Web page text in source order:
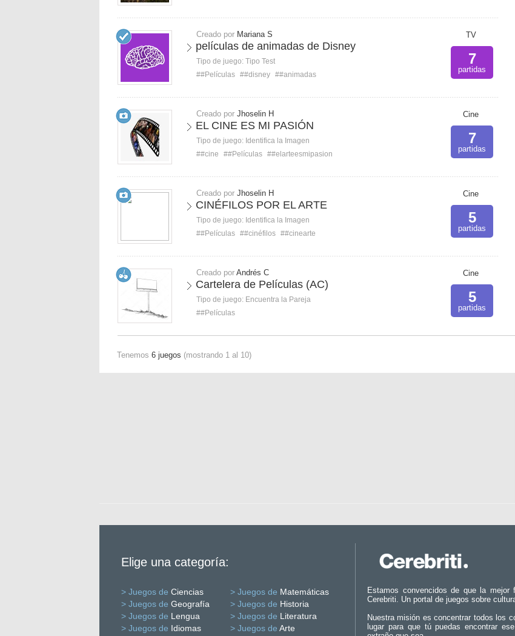
Creado por Mariana S
películas de animadas de Disney
Tipo de juego: Tipo Test
##Películas ##disney ##animadas
TV
7
partidas
Creado por Jhoselin H
EL CINE ES MI PASIÓN
Tipo de juego: Identifica la Imagen
##cine
##Películas ##elarteesmipasion
Cine
7
partidas
Creado por Jhoselin H
CINÉFILOS POR EL ARTE
Tipo de juego: Identifica la Imagen
##Películas ##cinéfilos ##cinearte
Cine
5
partidas
Creado por Andrés C
Cartelera de Películas (AC)
Tipo de juego: Encuentra la Pareja
##Películas
Cine
5
partidas
Tenemos 6 juegos (mostrando 1 al 10)
Elige una categoría:
> Juegos de Ciencias > Juegos de Matemáticas
> Juegos de Geografía > Juegos de Historia
> Juegos de Lengua > Juegos de Literatura
> Juegos de Idiomas > Juegos de Arte
Estamos convencidos de que la
Cerebriti. Un portal de juegos sobre
Nuestra misión es concentrar todos los
lugar para que tú puedas encontrar